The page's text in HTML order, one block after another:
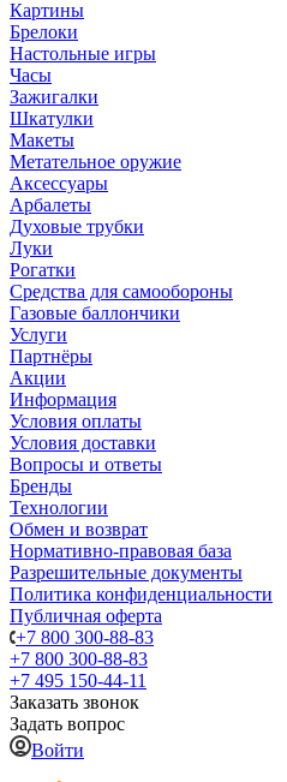
Картины
Брелоки
Настольные игры
Часы
Зажигалки
Шкатулки
Макеты
Метательное оружие
Аксессуары
Арбалеты
Духовые трубки
Луки
Рогатки
Средства для самообороны
Газовые баллончики
Услуги
Партнёры
Акции
Информация
Условия оплаты
Условия доставки
Вопросы и ответы
Бренды
Технологии
Обмен и возврат
Нормативно-правовая база
Разрешительные документы
Политика конфиденциальности
Публичная оферта
+7 800 300-88-83
+7 800 300-88-83
+7 495 150-44-11
Заказать звонок
Задать вопрос
Войти